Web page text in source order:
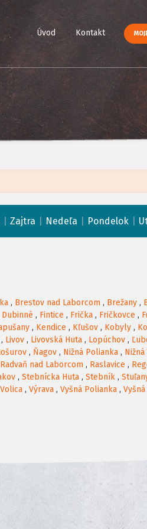
Úvod Kontakt
Zajtra Nedeľa Pondelok
, Brestov nad Laborcom , Brežany ,
Dubinné , Fintice , Frička , Fričkovce ,
, Kendice , Kľušov , Kobyly ,
, Livov , Livovská Huta , Lopúchov ,
, Ňagov , Nižná Polianka , Nižná
Radvaň nad Laborcom , Raslavice ,
, Stebnícka Huta , Stebník ,
Volica , Výrava , Vyšná Polianka ,